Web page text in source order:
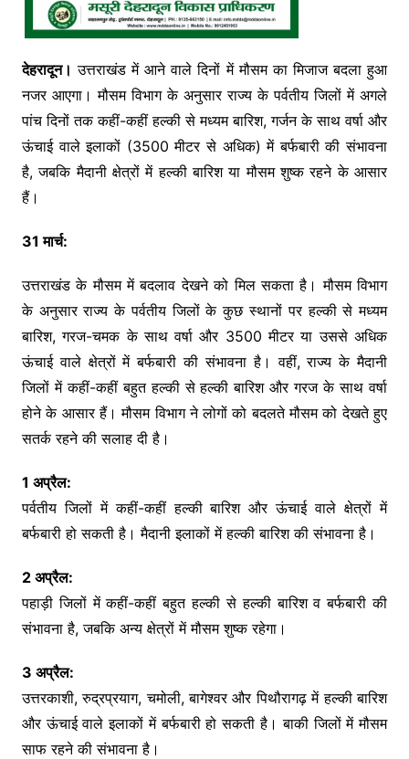
देहरादून। उत्तराखंड में आने वाले दिनों में मौसम का मिजाज बदला हुआ
नजर आएगा। मौसम विभाग के अनुसार राज्य के पर्वतीय जिलों में अगले
पांच दिनों तक कहीं-कहीं हल्की से मध्यम बारिश, गर्जन के साथ वर्षा और
ऊंचाई वाले इलाकों (3500 मीटर से अधिक) में बर्फबारी की संभावना
है, जबकि मैदानी क्षेत्रों में हल्की बारिश या मौसम शुष्क रहने के आसार
हैं।
31 मार्च:
उत्तराखंड के मौसम में बदलाव देखने को मिल सकता है। मौसम विभाग
के अनुसार राज्य के पर्वतीय जिलों के कुछ स्थानों पर हल्की से मध्यम
बारिश, गरज-चमक के साथ वर्षा और 3500 मीटर या उससे अधिक
ऊंचाई वाले क्षेत्रों में बर्फबारी की संभावना है। वहीं, राज्य के मैदानी
जिलों में कहीं-कहीं बहुत हल्की से हल्की बारिश और गरज के साथ वर्षा
होने के आसार हैं। मौसम विभाग ने लोगों को बदलते मौसम को देखते हुए
सतर्क रहने की सलाह दी है।
1 अप्रैल:
पर्वतीय जिलों में कहीं-कहीं हल्की बारिश और ऊंचाई वाले क्षेत्रों में
बर्फबारी हो सकती है। मैदानी इलाकों में हल्की बारिश की संभावना है।
2 अप्रैल:
पहाड़ी जिलों में कहीं-कहीं बहुत हल्की से हल्की बारिश व बर्फबारी की
संभावना है, जबकि अन्य क्षेत्रों में मौसम शुष्क रहेगा।
3 अप्रैल:
उत्तरकाशी, रुद्रप्रयाग, चमोली, बागेश्वर और पिथौरागढ़ में हल्की बारिश
और ऊंचाई वाले इलाकों में बर्फबारी हो सकती है। बाकी जिलों में मौसम
साफ रहने की संभावना है।